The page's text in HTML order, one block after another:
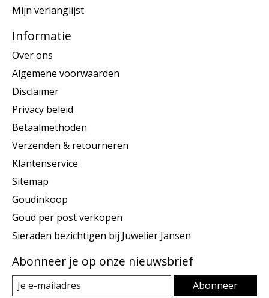
Mijn verlanglijst
Informatie
Over ons
Algemene voorwaarden
Disclaimer
Privacy beleid
Betaalmethoden
Verzenden & retourneren
Klantenservice
Sitemap
Goudinkoop
Goud per post verkopen
Sieraden bezichtigen bij Juwelier Jansen
Abonneer je op onze nieuwsbrief
Abonneer